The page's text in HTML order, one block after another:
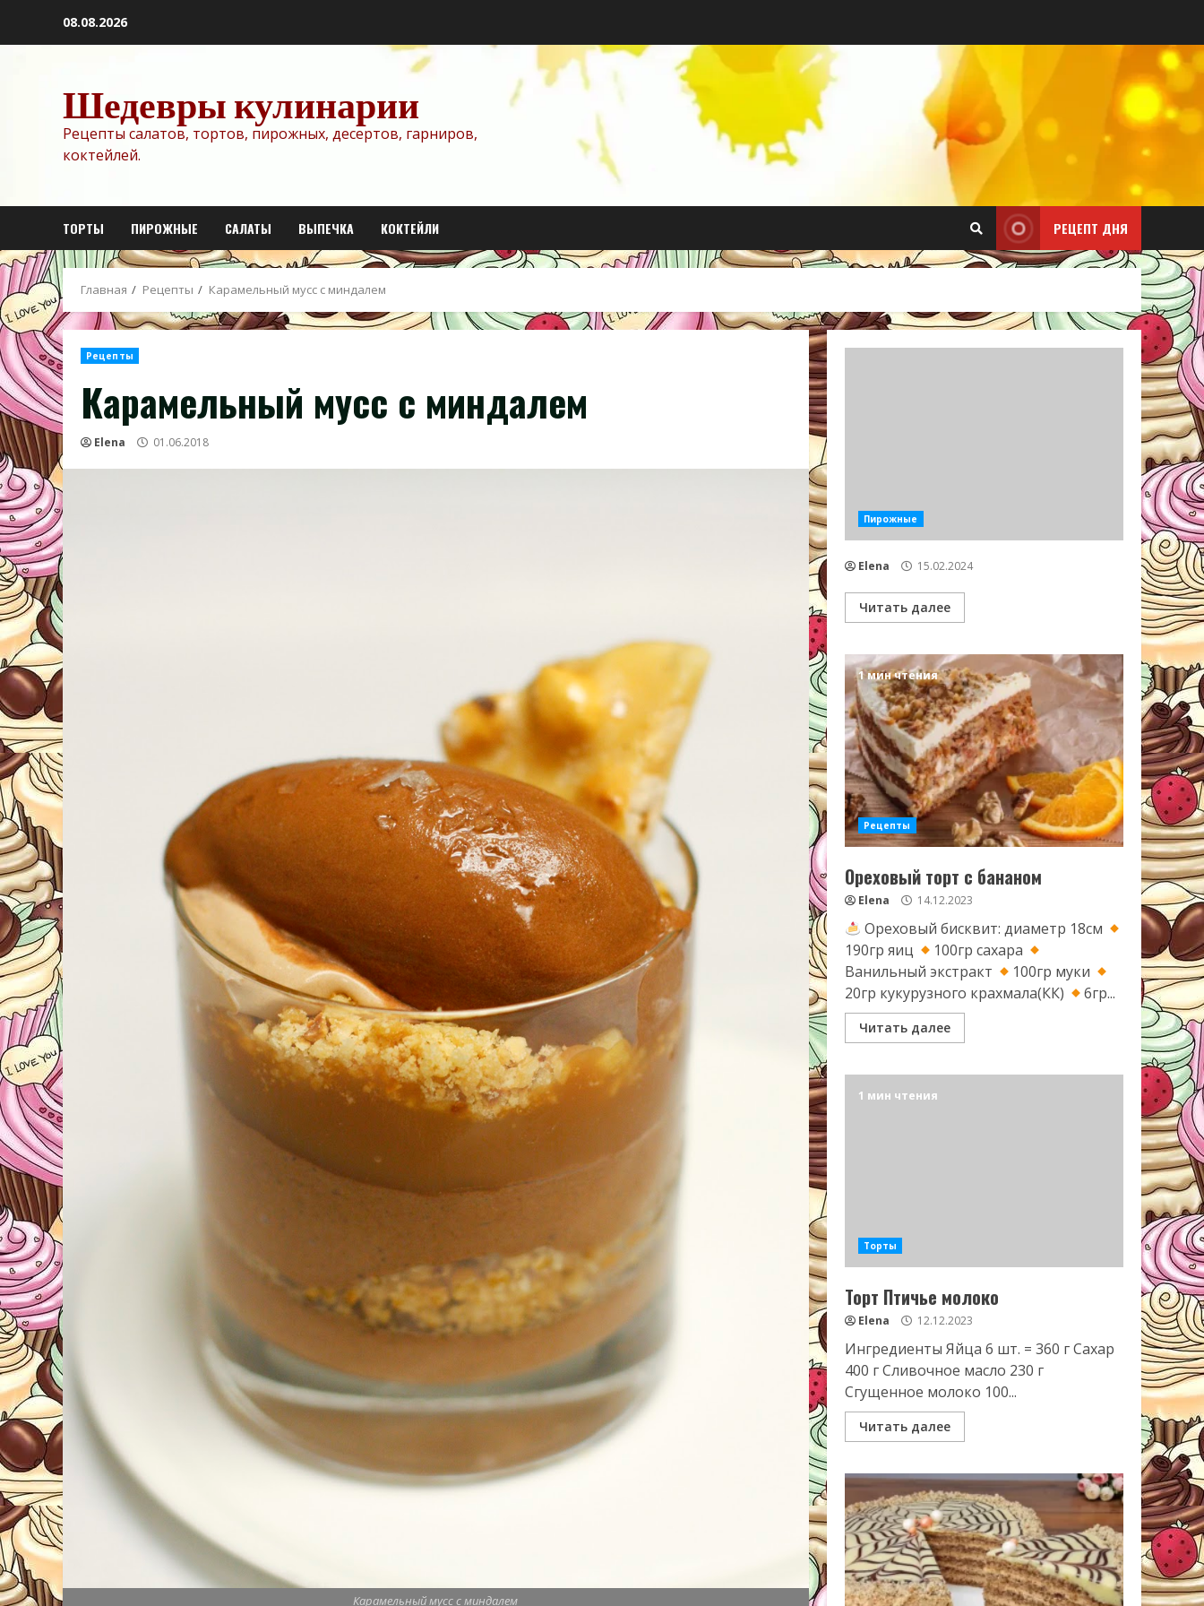
08.08.2026
Шедевры кулинарии
Рецепты салатов, тортов, пирожных, десертов, гарниров,
коктейлей.
ТОРТЫ ПИРОЖНЫЕ САЛАТЫ ВЫПЕЧКА КОКТЕЙЛИ РЕЦЕПТ ДНЯ
Главная Рецепты Карамельный мусс с миндалем
Рецепты
Карамельный мусс с миндалем
Elena 01.06.2018
Карамельный мусс с миндалем
Пирожные
Elena 15.02.2024
Читать далее
1 мин чтения
Рецепты
Ореховый торт с бананом
Elena 14.12.2023
Ореховый бисквит: диаметр 18см
190гр яиц
100гр сахара
Ванильный экстракт
100гр муки
20гр кукурузного крахмала(КК)
6гр...
Читать далее
1 мин чтения
Торты
Торт Птичье молоко
Elena 12.12.2023
Ингредиенты Яйца 6 шт. = 360 г Сахар
400 г Сливочное масло 230 г
Сгущенное молоко 100...
Читать далее